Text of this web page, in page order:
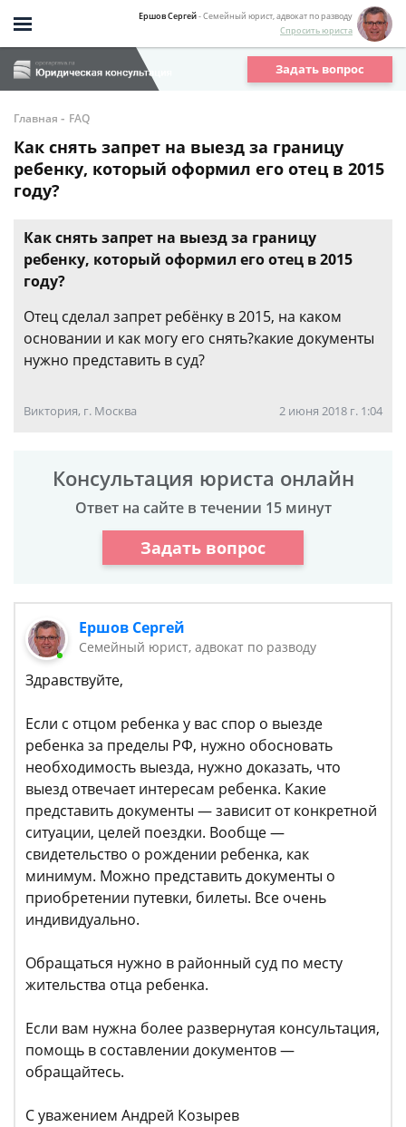
Ершов Сергей- Семейный юрист, адвокат по разводу
Спросить юриста
Задать вопрос
Главная - FAQ
Как снять запрет на выезд за границу
ребенку, который оформил его отец в 2015
году?
Как снять запрет на выезд за границу
ребенку, который оформил его отец в 2015
году?
Отец сделал запрет ребёнку в 2015, на каком
основании и как могу его снять?какие документы
нужно представить в суд?
Виктория, г. Москва 2 июня 2018 г. 1:04
Консультация юриста онлайн
Ответ на сайте в течении 15 минут
Задать вопрос
Ершов Сергей
Семейный юрист, адвокат по разводу
Здравствуйте,
Если с отцом ребенка у вас спор о выезде
ребенка за пределы РФ, нужно обосновать
необходимость выезда, нужно доказать, что
выезд отвечает интересам ребенка. Какие
представить документы — зависит от конкретной
ситуации, целей поездки. Вообще —
свидетельство о рождении ребенка, как
минимум. Можно представить документы о
приобретении путевки, билеты. Все очень
индивидуально.
Обращаться нужно в районный суд по месту
жительства отца ребенка.
Если вам нужна более развернутая консультация,
помощь в составлении документов —
обращайтесь.
С уважением Андрей Козырев